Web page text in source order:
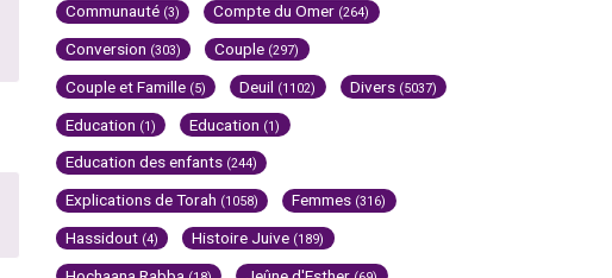
Communauté (3) Compte du Omer (264)
Conversion (303) Couple (297)
Couple et Famille (5) Deuil (1102) Divers (5037)
Education (1) Education (1)
Education des enfants (244)
Explications de Torah (1058) Femmes (316)
Hassidout (4) Histoire Juive (189)